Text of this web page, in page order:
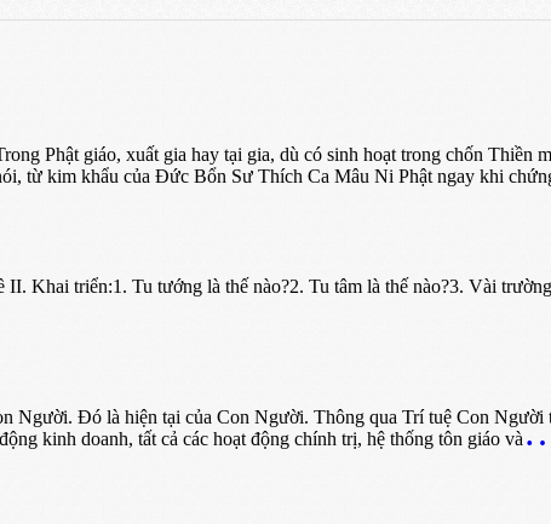
Phật giáo, xuất gia hay tại gia, dù có sinh hoạt trong chốn Thiền
từ kim khẩu của Đức Bổn Sư Thích Ca Mâu Ni Phật ngay khi
Khai triển:1. Tu tướng là thế nào?2. Tu tâm là thế nào?3. Vài
Người. Đó là hiện tại của Con Người. Thông qua Trí tuệ Con Người
kinh doanh, tất cả các hoạt động chính trị, hệ thống tôn giáo và